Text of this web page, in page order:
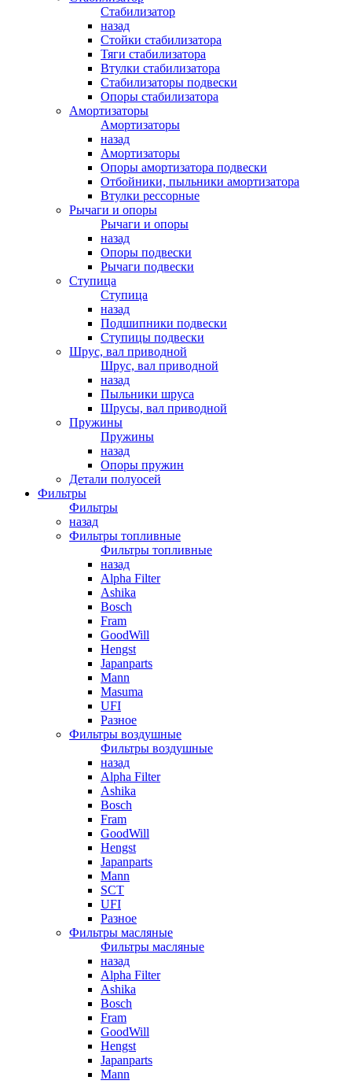
Стабилизатор
назад
Стойки стабилизатора
Тяги стабилизатора
Втулки стабилизатора
Стабилизаторы подвески
Опоры стабилизатора
Амортизаторы
Амортизаторы
назад
Амортизаторы
Опоры амортизатора подвески
Отбойники, пыльники амортизатора
Втулки рессорные
Рычаги и опоры
Рычаги и опоры
назад
Опоры подвески
Рычаги подвески
Ступица
Ступица
назад
Подшипники подвески
Ступицы подвески
Шрус, вал приводной
Шрус, вал приводной
назад
Пыльники шруса
Шрусы, вал приводной
Пружины
Пружины
назад
Опоры пружин
Детали полуосей
Фильтры
Фильтры
назад
Фильтры топливные
Фильтры топливные
назад
Alpha Filter
Ashika
Bosch
Fram
GoodWill
Hengst
Japanparts
Mann
Masuma
UFI
Разное
Фильтры воздушные
Фильтры воздушные
назад
Alpha Filter
Ashika
Bosch
Fram
GoodWill
Hengst
Japanparts
Mann
SCT
UFI
Разное
Фильтры масляные
Фильтры масляные
назад
Alpha Filter
Ashika
Bosch
Fram
GoodWill
Hengst
Japanparts
Mann